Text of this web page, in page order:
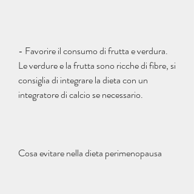
- Favorire il consumo di frutta e verdura.
Le verdure e la frutta sono ricche di fibre, si
consiglia di integrare la dieta con un
integratore di calcio se necessario.
Cosa evitare nella dieta perimenopausa